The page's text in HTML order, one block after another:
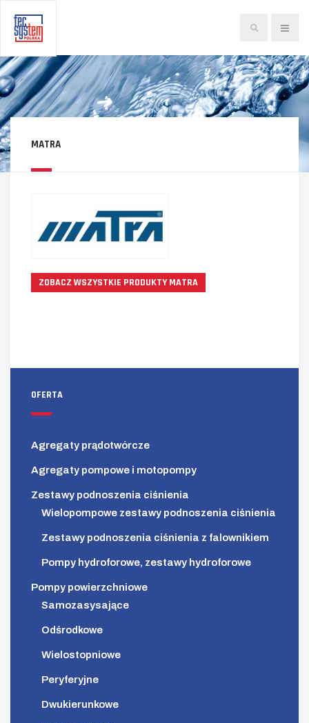
Szukaj...
MATRA
ZOBACZ WSZYSTKIE PRODUKTY MATRA
OFERTA
Agregaty prądotwórcze
Agregaty pompowe i motopompy
Zestawy podnoszenia ciśnienia
Wielopompowe zestawy podnoszenia ciśnienia
Zestawy podnoszenia ciśnienia z falownikiem
Pompy hydroforowe, zestawy hydroforowe
Pompy powierzchniowe
Samozasysające
Odśrodkowe
Wielostopniowe
Peryferyjne
Dwukierunkowe